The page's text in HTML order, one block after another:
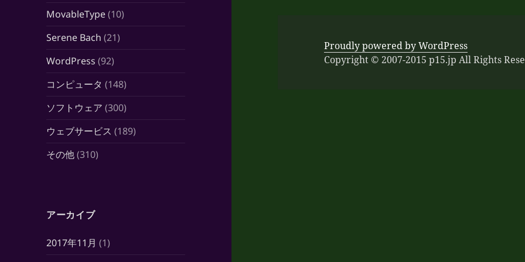
MovableType(10)
Serene Bach (21)
WordPress (92)
コンピュータ (148)
ソフトウェア (300)
ウェブサービス (189)
その他(310)
アーカイブ
2017年11月 (1)
Proudly powered by WordPress
Copyright © 2007-2015 p15.jp All Rights